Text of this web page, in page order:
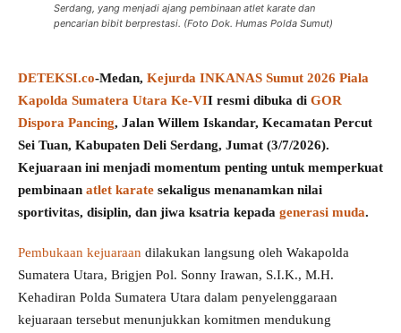
Serdang, yang menjadi ajang pembinaan atlet karate dan
pencarian bibit berprestasi. (Foto Dok. Humas Polda Sumut)
DETEKSI.co-Medan, Kejurda INKANAS Sumut 2026 Piala
Kapolda Sumatera Utara Ke-VII resmi dibuka di GOR
Dispora Pancing, Jalan Willem Iskandar, Kecamatan Percut
Sei Tuan, Kabupaten Deli Serdang, Jumat (3/7/2026).
Kejuaraan ini menjadi momentum penting untuk memperkuat
pembinaan atlet karate sekaligus menanamkan nilai
sportivitas, disiplin, dan jiwa ksatria kepada generasi muda.
Pembukaan kejuaraan dilakukan langsung oleh Wakapolda
Sumatera Utara, Brigjen Pol. Sonny Irawan, S.I.K., M.H.
Kehadiran Polda Sumatera Utara dalam penyelenggaraan
kejuaraan tersebut menunjukkan komitmen mendukung